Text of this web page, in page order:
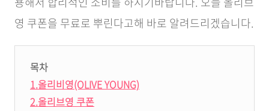
영 쿠폰을 무료로 뿌린다고해 바로 알려드리겠습니다.
목차
1.올리비영(OLIVE YOUNG)
2.올리브영 쿠폰